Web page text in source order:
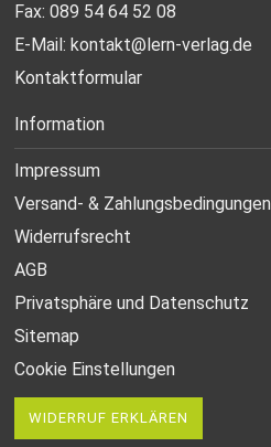
Fax: 089 54 64 52 08
E-Mail:kontakt@lern-verlag.de
Kontaktformular
Information
Impressum
Versand- & Zahlungsbedingungen
Widerrufsrecht
AGB
Privatsphäre und Datenschutz
Sitemap
Cookie Einstellungen
WIDERRUF ERKLÄREN